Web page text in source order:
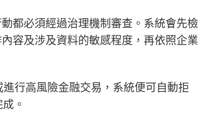
都必須經過治理機制審查。系統會先檢
容及涉及資料的敏感程度，再依照企業
行高風險金融交易，系統便可自動拒
。